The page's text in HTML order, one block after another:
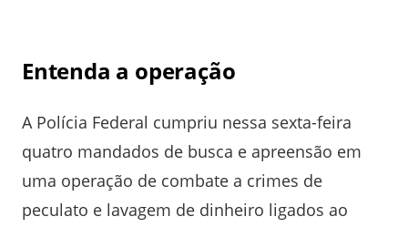
Entenda a operação
A Polícia Federal cumpriu nessa sexta-feira
quatro mandados de busca e apreensão em
uma operação de combate a crimes de
peculato e lavagem de dinheiro ligados ao